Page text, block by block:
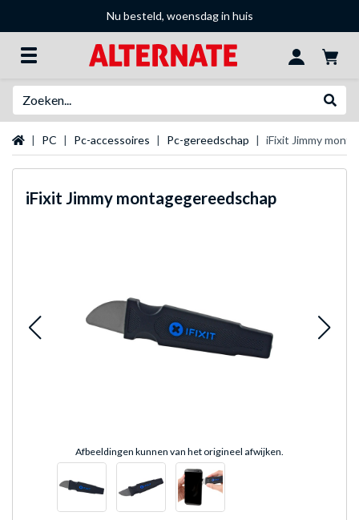
Nu besteld, woensdag in huis
Startpagina
PC Pc-accessoires Pc-gereedschap iFixit Jimmy
iFixit Jimmy montagegereedschap
Afbeeldingen kunnen van het origineel afwijken.